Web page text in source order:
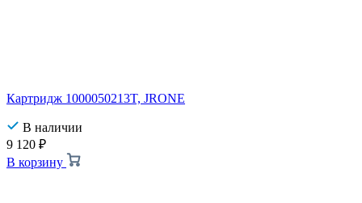
Картридж 1000050213T, JRONE
В наличии
9 120 ₽
В корзину